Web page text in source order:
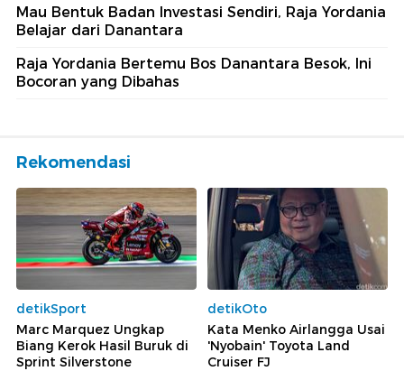
Mau Bentuk Badan Investasi Sendiri, Raja Yordania
Belajar dari Danantara
Raja Yordania Bertemu Bos Danantara Besok, Ini
Bocoran yang Dibahas
Rekomendasi
detikSport
Marc Marquez Ungkap
Biang Kerok Hasil Buruk di
Sprint Silverstone
detikOto
Kata Menko Airlangga Usai
'Nyobain' Toyota Land
Cruiser FJ